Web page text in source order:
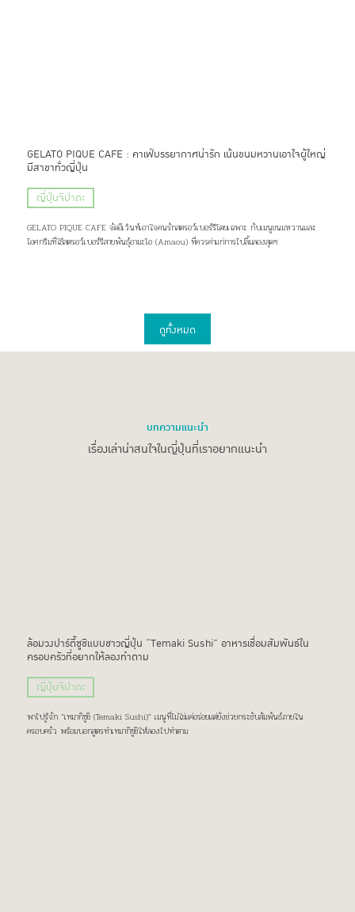
GELATO PIQUE CAFE : คาเฟ่บรรยากาศน่ารัก เน้นขนมหวานเอาใจผู้ใหญ่
มีสาขาทั่วญี่ปุ่น
ญี่ปุ่นจิปาถะ
GELATO PIQUE CAFE จัดอีเว้นท์เอาใจคนรักสตรอว์เบอร์รีโดยเฉพาะ กับเมนูขนมหวานและ
ไอศกรีมที่ใช้สตรอว์เบอร์รีสายพันธุ์อามะโอ (Amaou) ที่ควรค่าแก่การไปลิ้มลองสุดๆ
ดูทั้งหมด
บทความแนะนำ
เรื่องเล่าน่าสนใจในญี่ปุ่นที่เราอยากแนะนำ
ล้อมวงปาร์ตี้ซูชิแบบชาวญี่ปุ่น “Temaki Sushi” อาหารเชื่อมสัมพันธ์ใน
ครอบครัวที่อยากให้ลองทำตาม
ญี่ปุ่นจิปาถะ
พาไปรู้จัก “เทมากิซูชิ (Temaki Sushi)” เมนูที่ไม่ใช่แค่อร่อยแต่ยังช่วยกระชับสัมพันธ์ภายใน
ครอบครัว พร้อมบอกสูตรทำเทมากิซูชิให้ลองไปทำตาม